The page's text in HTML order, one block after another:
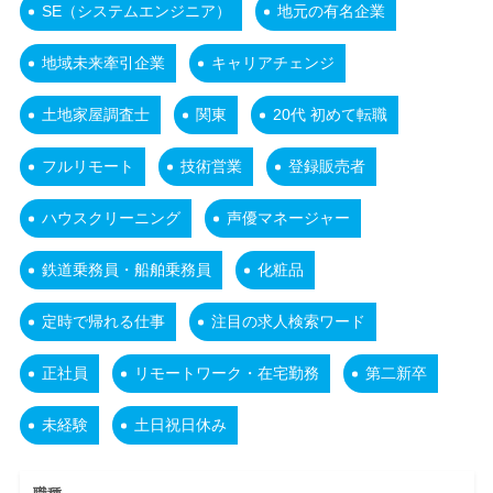
SE（システムエンジニア） 地元の有名企業
地域未来牽引企業 キャリアチェンジ
土地家屋調査士 関東 20代 初めて転職
フルリモート 技術営業 登録販売者
ハウスクリーニング 声優マネージャー
鉄道乗務員・船舶乗務員 化粧品
定時で帰れる仕事 注目の求人検索ワード
正社員 リモートワーク・在宅勤務 第二新卒
未経験 土日祝日休み